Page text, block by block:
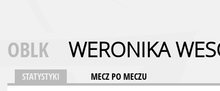
OBLK WERONIKA
STATYSTYKI MECZ PO MECZU